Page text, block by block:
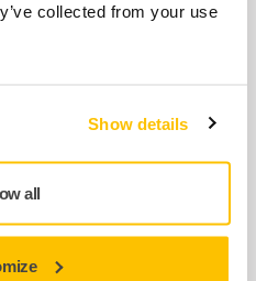
collected from your use
Show details
all
díly
sáček pro 1225, 5